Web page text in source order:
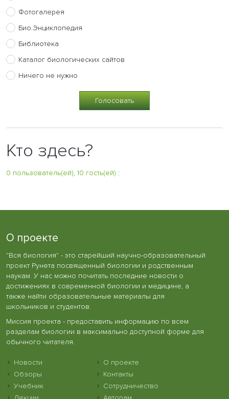
Фотогалерея
Био.Энциклопедия
Библиотека
Каталог биологических сайтов
Ничего не нужно
Кто здесь?
0 пользователь(ей), 10 гость(ей) :
О проекте
"Вся биология" - это старейший научно-образовательный
проект Рунета посвященный биологии и родственным
наукам. У нас можно почитать последние новости о
достижениях в современной биологии и медицине, а
также найти образовательные материалы для
школьников и студентов.
Миссия проекта - предоставить информацию по всем
разделам биологии в максимально доступной форме для
обычного читателя.
Новости
Обзоры
Учебник
О проекте
Контакты
Сотрудничество